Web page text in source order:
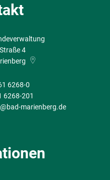
4
6268-0
6268-201
marienberg.de